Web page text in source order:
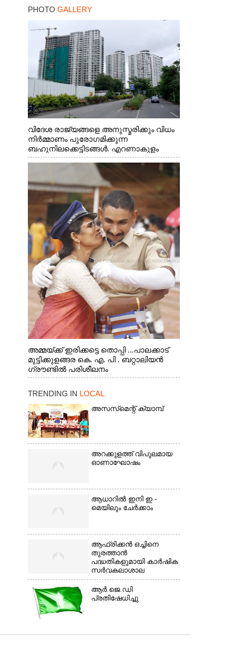
PHOTO GALLERY
വിദേശ രാജ്യങ്ങളെ അനുസ്മരിക്കും വിധം
നിർമ്മാണം പുരോഗമിക്കുന്ന
ബഹുനിലക്കെട്ടിടങ്ങൾ. എറണാകുളം
ചാത്യാത്ത് റോഡിൽ നിന്നുള്ള കാഴ്ച
അമ്മയ്ക്ക് ഇരിക്കട്ടെ തൊപ്പി ...പാലക്കാട്
മുട്ടിക്കുളങ്ങര കെ. എ. പി . ബറ്റാലിയൻ
ഗ്രൗണ്ടിൽ പരിശീലനം
TRENDING IN LOCAL
അസസ്‌മെന്റ് ക്യാമ്പ്
അറക്കുളത്ത് വിപുലമായ
ഓണാഘോഷം
ആധാറിൽ ഇനി ഇ -
മെയിലും ചേർക്കാം
ആഫ്രിക്കൻ ഒച്ചിനെ
തുരത്താൻ
പദ്ധതികളുമായി കാർഷിക
സർവകലാശാല
ആർ.ജെ.ഡി
പ്രതിഷേധിച്ചു